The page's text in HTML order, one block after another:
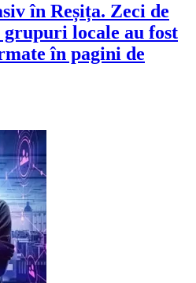
în Reșița. Zeci de
locale au fost
în pagini de